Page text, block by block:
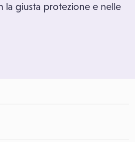
la giusta protezione e nelle